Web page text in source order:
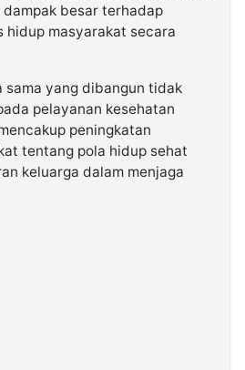
dampak besar terhadap
hidup masyarakat secara
sama yang dibangun tidak
pelayanan kesehatan
peningkatan
tentang pola hidup sehat
keluarga dalam menjaga